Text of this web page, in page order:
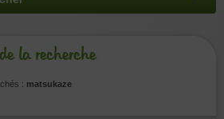
la recherche
: matsukaze